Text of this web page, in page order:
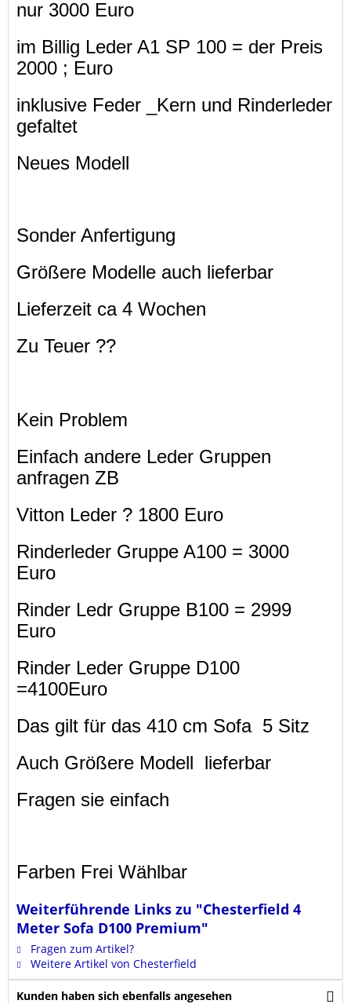
nur 3000 Euro
im Billig Leder A1 SP 100 = der Preis
2000 ; Euro
inklusive Feder _Kern und Rinderleder
gefaltet
Neues Modell
Sonder Anfertigung
Größere Modelle auch lieferbar
Lieferzeit ca 4 Wochen
Zu Teuer ??
Kein Problem
Einfach andere Leder Gruppen
anfragen ZB
Vitton Leder ? 1800 Euro
Rinderleder Gruppe A100 = 3000
Euro
Rinder Ledr Gruppe B100 = 2999
Euro
Rinder Leder Gruppe D100
=4100Euro
Das gilt für das 410 cm Sofa 5 Sitz
Auch Größere Modell lieferbar
Fragen sie einfach
Farben Frei Wählbar
Weiterführende Links zu "Chesterfield 4
Meter Sofa D100 Premium"
Fragen zum Artikel?
Weitere Artikel von Chesterfield
Kunden haben sich ebenfalls angesehen